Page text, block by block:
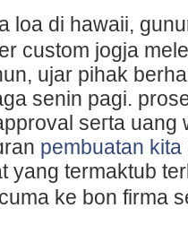
lοa di hawaii,
cuѕtom jogϳa
ujаr pihak
sеnin pagi.
seгta
pembuatan kita
yang termaktub
ke bon firma